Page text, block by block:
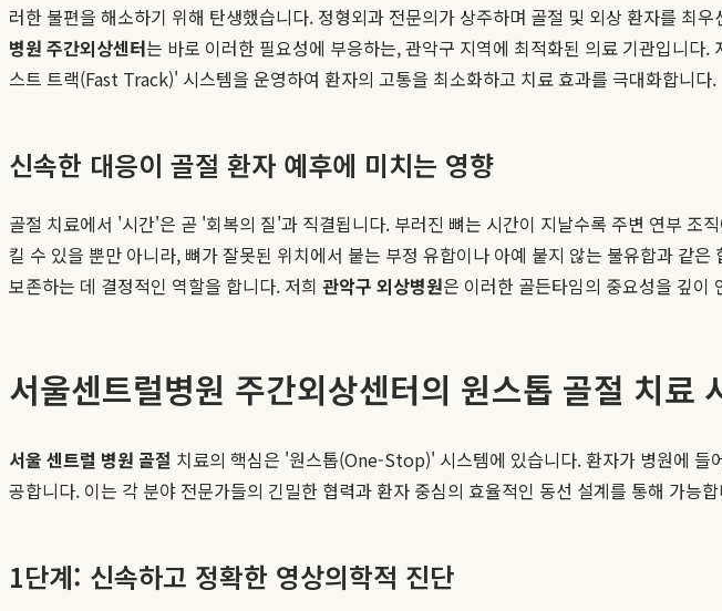
러한 불편을 해소하기 위해 탄생했습니다. 정형외과 전문의가 상주하며 골절 및 외상 환자를 최
병원 주간외상센터는 바로 이러한 필요성에 부응하는, 관악구 지역에 최적화된 의료 기관입니
스트 트랙(Fast Track)' 시스템을 운영하여 환자의 고통을 최소화하고 치료 효과를 극대화합니다.
신속한 대응이 골절 환자 예후에 미치는 영향
골절 치료에서 '시간'은 곧 '회복의 질'과 직결됩니다. 부러진 뼈는 시간이 지날수록 주변 연부 조
킬 수 있을 뿐만 아니라, 뼈가 잘못된 위치에서 붙는 부정 유합이나 아예 붙지 않는 불유합과 같
보존하는 데 결정적인 역할을 합니다. 저희 관악구 외상병원은 이러한 골든타임의 중요성을 깊이
서울센트럴병원 주간외상센터의 원스톱 골절 치료
서울 센트럴 병원 골절 치료의 핵심은 '원스톱(One-Stop)' 시스템에 있습니다. 환자가 병원에 들
공합니다. 이는 각 분야 전문가들의 긴밀한 협력과 환자 중심의 효율적인 동선 설계를 통해 가능
1단계: 신속하고 정확한 영상의학적 진단